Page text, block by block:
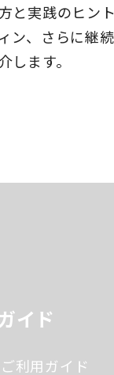
と実践のヒン
ン、さらに継
します。
イド
ご利用ガイド